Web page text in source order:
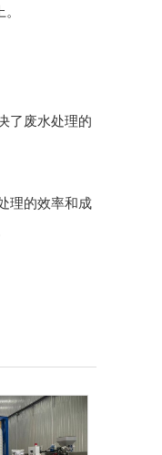
了废水处理的
理的效率和成